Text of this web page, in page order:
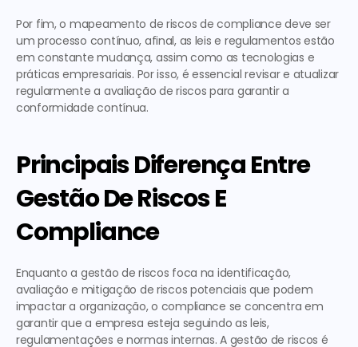
Por fim, o mapeamento de riscos de compliance deve ser
um processo contínuo, afinal, as leis e regulamentos estão
em constante mudança, assim como as tecnologias e
práticas empresariais. Por isso, é essencial revisar e atualizar
regularmente a avaliação de riscos para garantir a
conformidade contínua.
Principais Diferença Entre
Gestão De Riscos E
Compliance
Enquanto a gestão de riscos foca na identificação,
avaliação e mitigação de riscos potenciais que podem
impactar a organização, o compliance se concentra em
garantir que a empresa esteja seguindo as leis,
regulamentações e normas internas. A gestão de riscos é